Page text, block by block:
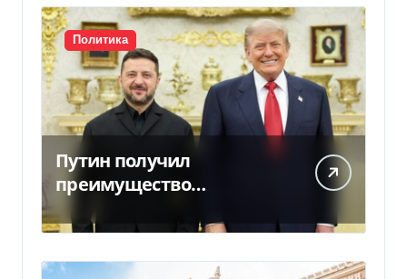
Политика
Путин получил
преимущество
благодаря действиям
США